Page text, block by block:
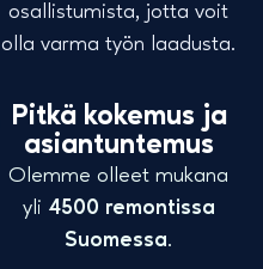
osallistumista, jotta voit
olla varma työn laadusta.
Pitkä kokemus​ ja
asiantuntemus
Olemme olleet mukana
yli 4500 remontissa
Suomessa.